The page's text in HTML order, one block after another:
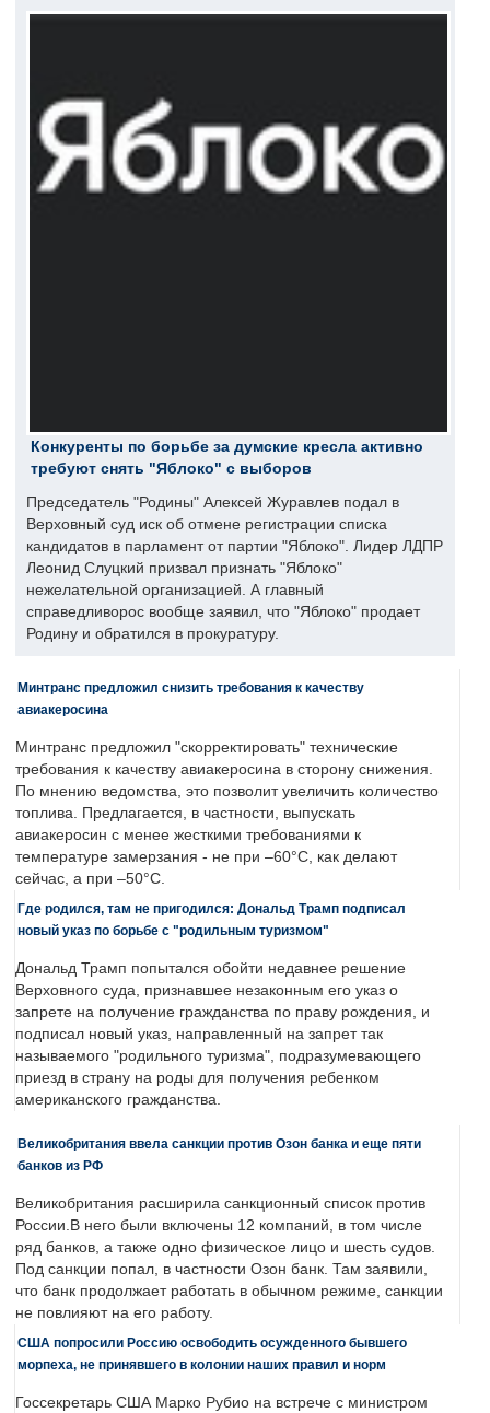
Конкуренты по борьбе за думские кресла активно
требуют снять "Яблоко" с выборов
Председатель "Родины" Алексей Журавлев подал в
Верховный суд иск об отмене регистрации списка
кандидатов в парламент от партии "Яблоко". Лидер ЛДПР
Леонид Слуцкий призвал признать "Яблоко"
нежелательной организацией. А главный
справедливорос вообще заявил, что "Яблоко" продает
Родину и обратился в прокуратуру.
Минтранс предложил снизить требования к качеству
авиакеросина
Минтранс предложил "скорректировать" технические
требования к качеству авиакеросина в сторону снижения.
По мнению ведомства, это позволит увеличить количество
топлива. Предлагается, в частности, выпускать
авиакеросин с менее жесткими требованиями к
температуре замерзания - не при –60°C, как делают
сейчас, а при –50°C.
Где родился, там не пригодился: Дональд Трамп подписал
новый указ по борьбе с "родильным туризмом"
Дональд Трамп попытался обойти недавнее решение
Верховного суда, признавшее незаконным его указ о
запрете на получение гражданства по праву рождения, и
подписал новый указ, направленный на запрет так
называемого "родильного туризма", подразумевающего
приезд в страну на роды для получения ребенком
американского гражданства.
Великобритания ввела санкции против Озон банка и еще пяти
банков из РФ
Великобритания расширила санкционный список против
России.В него были включены 12 компаний, в том числе
ряд банков, а также одно физическое лицо и шесть судов.
Под санкции попал, в частности Озон банк. Там заявили,
что банк продолжает работать в обычном режиме, санкции
не повлияют на его работу.
США попросили Россию освободить осужденного бывшего
морпеха, не принявшего в колонии наших правил и норм
Госсекретарь США Марко Рубио на встрече с министром